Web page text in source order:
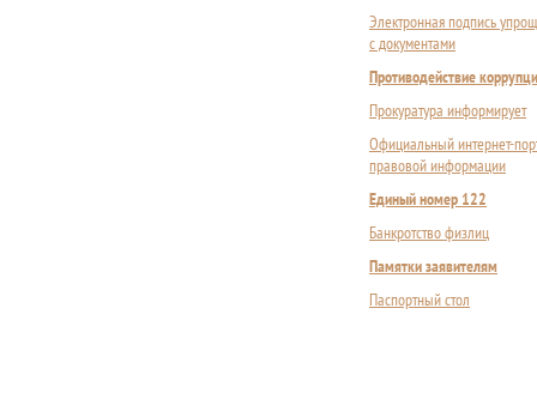
Электронная подпись
с документами
Противодействие
Прокуратура информирует
Официальный интернет-
правовой информации
Единый номер 122
Банкротство физлиц
Памятки заявителям
Паспортный стол